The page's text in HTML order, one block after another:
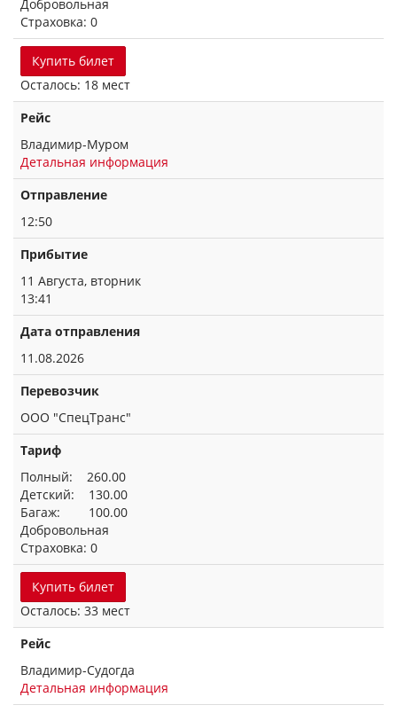
Добровольная
Страховка: 0
Купить билет
Осталось: 18 мест
Рейс
Владимир-Муром
Детальная информация
Отправление
12:50
Прибытие
11 Августа, вторник
13:41
Дата отправления
11.08.2026
Перевозчик
ООО "СпецТранс"
Тариф
Полный: 260.00
Детский: 130.00
Багаж: 100.00
Добровольная
Страховка: 0
Купить билет
Осталось: 33 мест
Рейс
Владимир-Судогда
Детальная информация